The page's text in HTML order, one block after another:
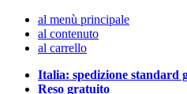
al menù principale
al contenuto
al carrello
Italia: spedizione standard
Reso gratuito